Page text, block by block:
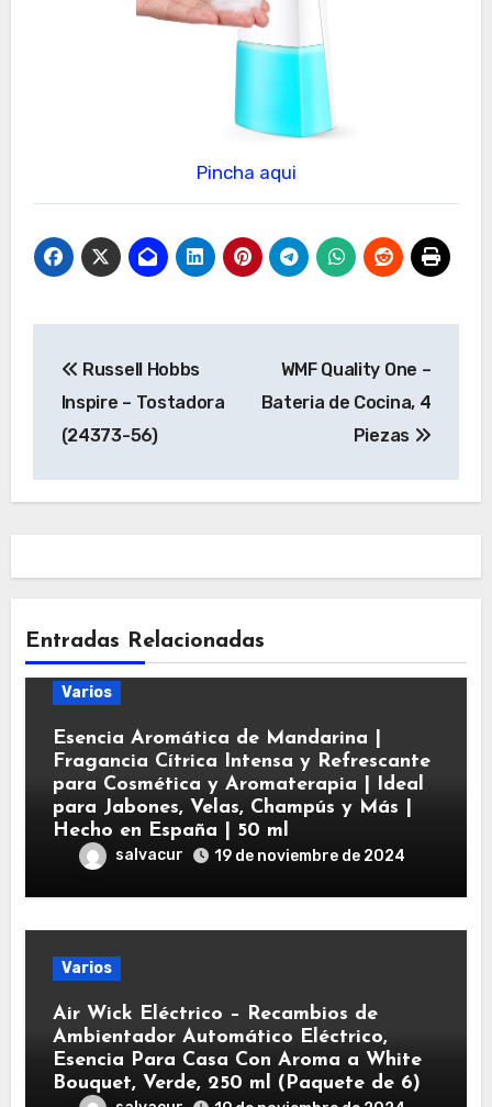
Pincha aqui
de
entradas
Russell Hobbs
Inspire – Tostadora
(24373-56)
WMF Quality One –
Bateria de Cocina, 4
Piezas
Entradas Relacionadas
Varios
Esencia Aromática de Mandarina |
Fragancia Cítrica Intensa y Refrescante
para Cosmética y Aromaterapia | Ideal
para Jabones, Velas, Champús y Más |
Hecho en España | 50 ml
salvacur 19 de noviembre de 2024
Varios
Air Wick Eléctrico – Recambios de
Ambientador Automático Eléctrico,
Esencia Para Casa Con Aroma a White
Bouquet, Verde, 250 ml (Paquete de 6)